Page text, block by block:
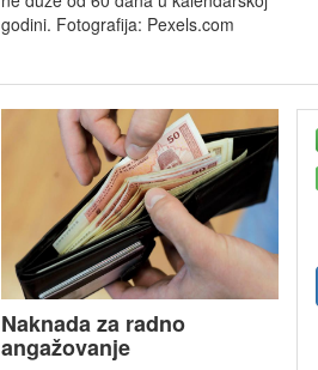
godini. Fotografija: Pexels.com
Naknada za radno
angažovanje